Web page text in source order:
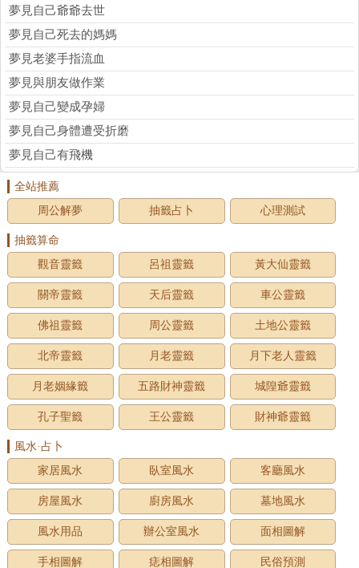
夢見自己爺爺去世
夢見自己死去的媽媽
夢見老婆手指流血
夢見與朋友做作業
夢見自己變成孕婦
夢見自己身體遭受折磨
夢見自己有飛機
全站推薦
周公解夢
抽籤占卜 心理測試
抽籤算命
觀音靈籤
呂祖靈籤 黃大仙靈籤
關帝靈籤 天后靈籤 車公靈籤
佛祖靈籤 周公靈籤 土地公靈籤
北帝靈籤 月老靈籤 月下老人靈籤
月老姻緣籤 五路財神靈籤 城隍爺靈籤
孔子聖籤 王公靈籤 財神爺靈籤
風水·占卜
家居風水
臥室風水 客廳風水
房屋風水 廚房風水 墓地風水
風水用品 辦公室風水 面相圖解
手相圖解 痣相圖解 民俗預測